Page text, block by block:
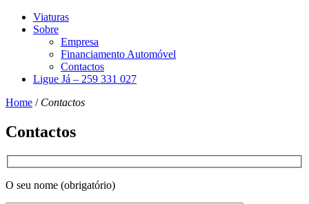
Viaturas
Sobre
Empresa
Financiamento Automóvel
Contactos
Ligue Já – 259 331 027
Home / Contactos
Contactos
O seu nome (obrigatório)